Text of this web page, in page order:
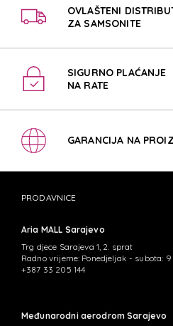
OVLAŠTENI
ZA SAMSONITE
SIGURNO PLAĆANJE
NA RATE
GARANCIJA NA
PRODAVNICE
Aria MALL Sarajevo
Trg djece Sarajeva 1, 2. sprat
Radno vrijeme: Ponedjeljak - subota:
+387 33 205 144
Međunarodni aerodrom Sarajevo